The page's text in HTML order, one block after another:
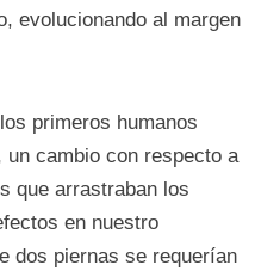
evolucionando al margen
primeros humanos
cambio con respecto a
que arrastraban los
en nuestro
dos piernas se requerían